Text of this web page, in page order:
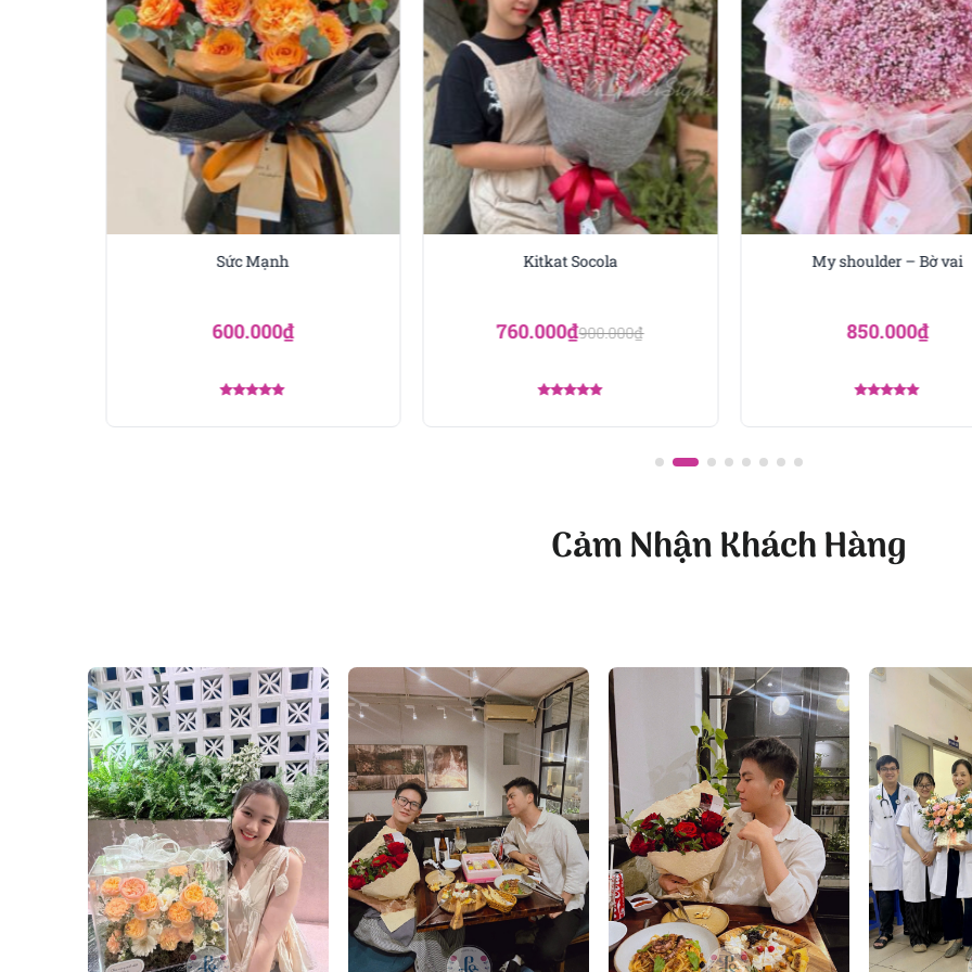
người kinh doanh.
Sức Mạnh
600.000₫
Kitkat Socola
760.000₫900.000₫
My shoulder – Bờ vai
850.000₫
Cảm Nhận Khách Hàng